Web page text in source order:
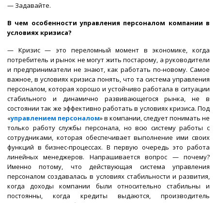
— Задавайте.
В чем особенности управления персоналом компании в
условиях кризиса?
— Кризис — это переломный момент в экономике, когда
потребитель и рынок не могут жить постарому, а руководители
и предприниматели не знают, как работать по-новому. Самое
важное, в условиях кризиса понять, что та система управления
персоналом, которая хорошо и устойчиво работала в ситуации
стабильного и динамично развивающегося рынка, не в
состоянии так же эффективно работать в условиях кризиса. Под
«управлением персоналом» в компании, следует понимать не
только работу службы персонала, но всю систему работы с
сотрудниками, которая обеспечивает выполнение ими своих
функций в бизнес-процессах. В первую очередь это работа
линейных менеджеров. Напрашивается вопрос — почему?
Именно потому, что действующая система управления
персоналом создавалась в условиях стабильности и развития,
когда доходы компании были относительно стабильны и
постоянны, когда кредиты выдаются, производитель